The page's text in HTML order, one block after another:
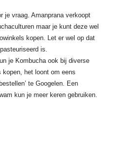
je vraag. Amanprana verkoopt
maar je kunt deze wel
kopen. Let er wel op dat
is.
je Kombucha ook bij diverse
kopen, het loont om eens
te Googelen. Een
kun je meer keren gebruiken.